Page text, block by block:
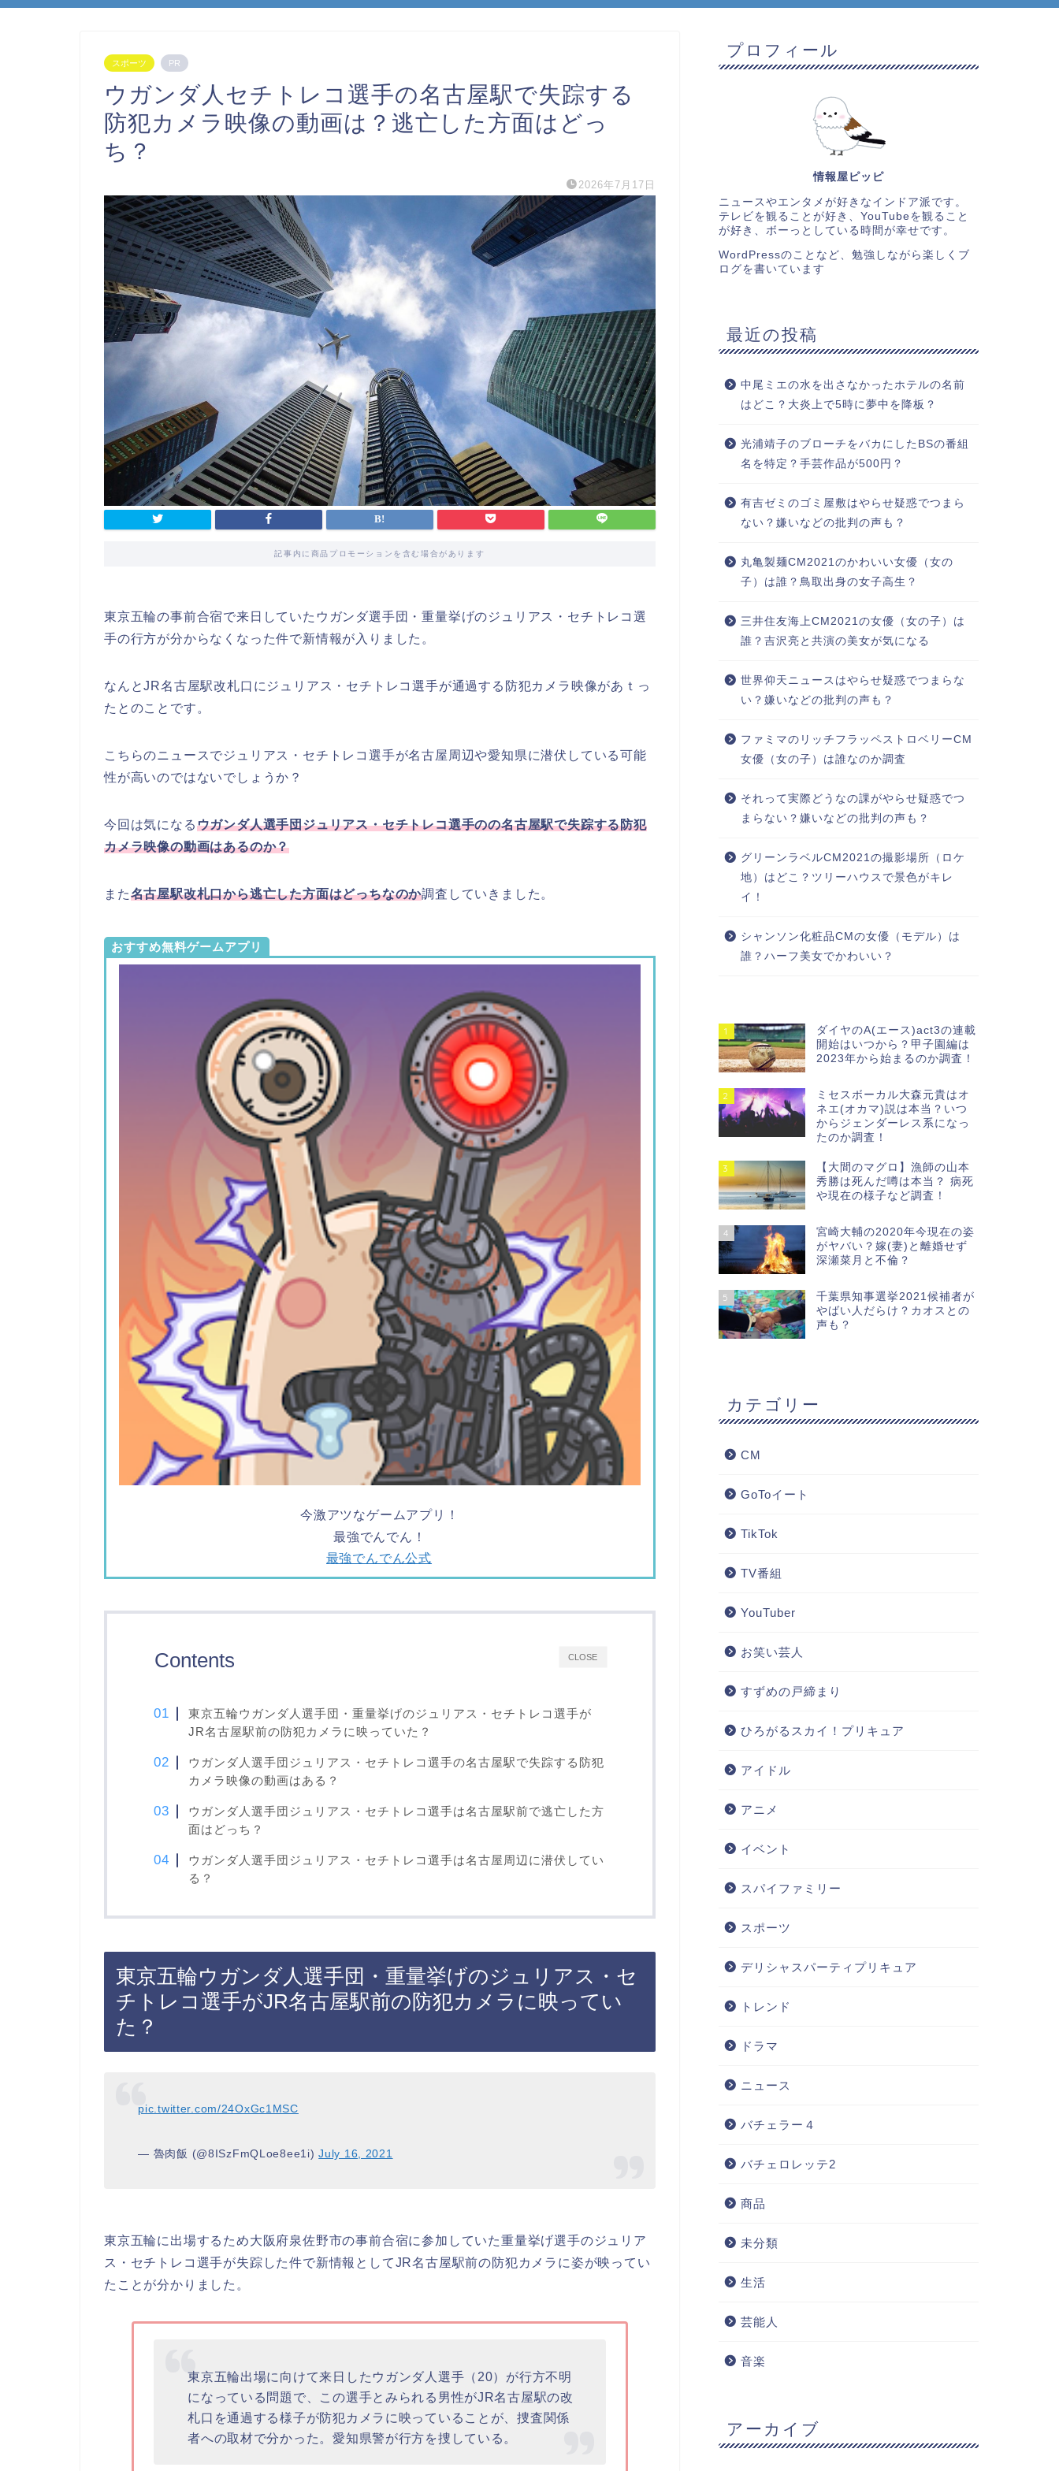
スポーツ PR
ウガンダ人セチトレコ選手の名古屋駅で失踪する
防犯カメラ映像の動画は？逃亡した方面はどっ
ち？
2026年7月17日
記事内に商品プロモーションを含む場合があります
東京五輪の事前合宿で来日していたウガンダ選手団・重量挙げのジュリアス・セチトレコ選
手の行方が分からなくなった件で新情報が入りました。
なんとJR名古屋駅改札口にジュリアス・セチトレコ選手が通過する防犯カメラ映像があｔっ
たとのことです。
こちらのニュースでジュリアス・セチトレコ選手が名古屋周辺や愛知県に潜伏している可能
性が高いのではないでしょうか？
今回は気になるウガンダ人選手団ジュリアス・セチトレコ選手のの名古屋駅で失踪する防犯
カメラ映像の動画はあるのか？
また名古屋駅改札口から逃亡した方面はどっちなのか調査していきました。
おすすめ無料ゲームアプリ
今激アツなゲームアプリ！
最強でんでん！
最強でんでん公式
CLOSE
Contents
東京五輪ウガンダ人選手団・重量挙げのジュリアス・セチトレコ選手が
JR名古屋駅前の防犯カメラに映っていた？
ウガンダ人選手団ジュリアス・セチトレコ選手の名古屋駅で失踪する防犯
カメラ映像の動画はある？
ウガンダ人選手団ジュリアス・セチトレコ選手は名古屋駅前で逃亡した方
面はどっち？
ウガンダ人選手団ジュリアス・セチトレコ選手は名古屋周辺に潜伏してい
る？
東京五輪ウガンダ人選手団・重量挙げのジュリアス・セ
チトレコ選手がJR名古屋駅前の防犯カメラに映ってい
た？
pic.twitter.com/24OxGc1MSC
— 魯肉飯 (@8ISzFmQLoe8ee1i)July 16, 2021
東京五輪に出場するため大阪府泉佐野市の事前合宿に参加していた重量挙げ選手のジュリア
ス・セチトレコ選手が失踪した件で新情報としてJR名古屋駅前の防犯カメラに姿が映ってい
たことが分かりました。
東京五輪出場に向けて来日したウガンダ人選手（20）が行方不明
になっている問題で、この選手とみられる男性がJR名古屋駅の改
札口を通過する様子が防犯カメラに映っていることが、捜査関係
者への取材で分かった。愛知県警が行方を捜している。
プロフィール
情報屋ピッピ
ニュースやエンタメが好きなインドア派です。
テレビを観ることが好き、YouTubeを観ること
が好き、ボーっとしている時間が幸せです。
WordPressのことなど、勉強しながら楽しくブ
ログを書いています
最近の投稿
中尾ミエの水を出さなかったホテルの名前
はどこ？大炎上で5時に夢中を降板？
光浦靖子のブローチをバカにしたBSの番組
名を特定？手芸作品が500円？
有吉ゼミのゴミ屋敷はやらせ疑惑でつまら
ない？嫌いなどの批判の声も？
丸亀製麺CM2021のかわいい女優（女の
子）は誰？鳥取出身の女子高生？
三井住友海上CM2021の女優（女の子）は
誰？吉沢亮と共演の美女が気になる
世界仰天ニュースはやらせ疑惑でつまらな
い？嫌いなどの批判の声も？
ファミマのリッチフラッペストロベリーCM
女優（女の子）は誰なのか調査
それって実際どうなの課がやらせ疑惑でつ
まらない？嫌いなどの批判の声も？
グリーンラベルCM2021の撮影場所（ロケ
地）はどこ？ツリーハウスで景色がキレ
イ！
シャンソン化粧品CMの女優（モデル）は
誰？ハーフ美女でかわいい？
1
ダイヤのA(エース)act3の連載
開始はいつから？甲子園編は
2023年から始まるのか調査！
2
ミセスボーカル大森元貴はオ
ネエ(オカマ)説は本当？いつ
からジェンダーレス系になっ
たのか調査！
3
【大間のマグロ】漁師の山本
秀勝は死んだ噂は本当？ 病死
や現在の様子など調査！
4
宮崎大輔の2020年今現在の姿
がヤバい？嫁(妻)と離婚せず
深瀬菜月と不倫？
5
千葉県知事選挙2021候補者が
やばい人だらけ？カオスとの
声も？
カテゴリー
CM
GoToイート
TikTok
TV番組
YouTuber
お笑い芸人
すずめの戸締まり
ひろがるスカイ！プリキュア
アイドル
アニメ
イベント
スパイファミリー
スポーツ
デリシャスパーティプリキュア
トレンド
ドラマ
ニュース
バチェラー４
バチェロレッテ2
商品
未分類
生活
芸能人
音楽
アーカイブ